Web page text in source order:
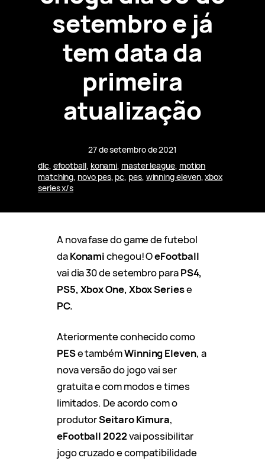
setembro e já
tem data da
primeira
atualização
27 de setembro de 2021
dlc, efootball, konami, master league, motion
matching, novo pes, pc, pes, winning eleven, xbox
series x/s
A nova fase do game de futebol
daKonamichegou! OeFootball
vai dia 30 de setembro paraPS4,
PS5, Xbox One, Xbox Seriese
PC.
Ateriormente conhecido como
PESe tambémWinning Eleven, a
nova versão do jogo vai ser
gratuita e com modos e times
limitados. De acordo com o
produtorSeitaro Kimura,
eFootball 2022vai possibilitar
jogo cruzado e compatibilidade